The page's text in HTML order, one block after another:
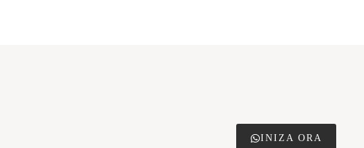
INIZA ORA